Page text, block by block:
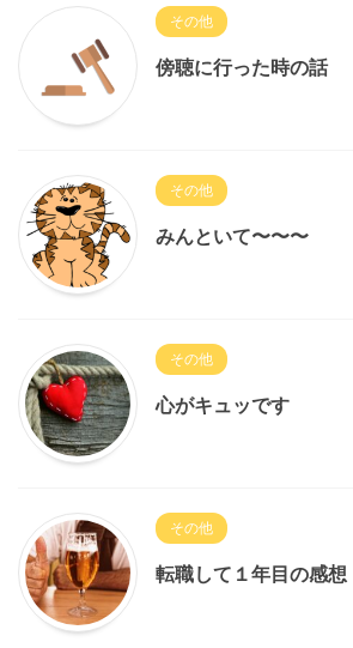
その他
傍聴に行った時の話
その他
みんといて〜〜〜
その他
心がキュッです
その他
転職して１年目の感想